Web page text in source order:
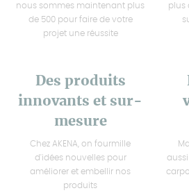
nous sommes maintenant plus
de 500 pour faire de votre
projet une réussite
plus
Des produits
innovants et sur-
mesure
Chez AKENA, on fourmille
d'idées nouvelles pour
améliorer et embellir nos
produits